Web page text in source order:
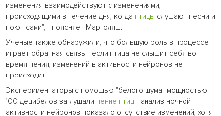
изменения взаимодействуют с изменениями,
происходящими в течение дня, когда птицы слушают песни и
поют сами", - поясняет Марголяш.
Ученые также обнаружили, что большую роль в процессе
играет обратная связь - если птица не слышит себя во
время пения, изменений в активности нейронов не
происходит.
Экспериментаторы с помощью "белого шума" мощностью
100 децибелов заглушали пение птиц - анализ ночной
активности нейронов показало отсутствие изменений, хотя